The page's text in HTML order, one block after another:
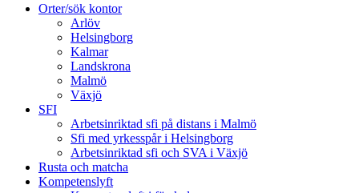
Orter/sök kontor
Arlöv
Helsingborg
Kalmar
Landskrona
Malmö
Växjö
SFI
Arbetsinriktad sfi på distans i Malmö
Sfi med yrkesspår i Helsingborg
Arbetsinriktad sfi och SVA i Växjö
Rusta och matcha
Kompetenslyft